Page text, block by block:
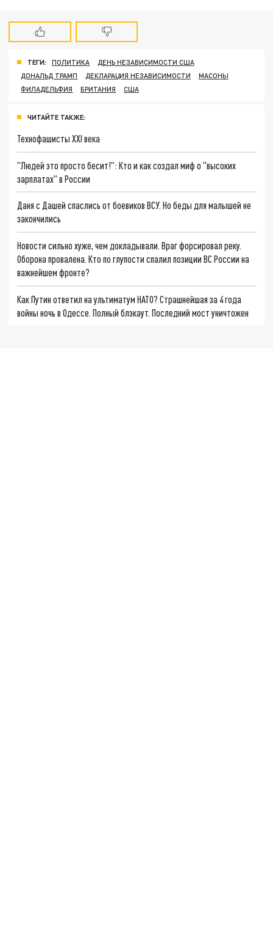
ТЕГИ: ПОЛИТИКА
ДЕНЬ НЕЗАВИСИМОСТИ США
ДОНАЛЬД ТРАМП
ДЕКЛАРАЦИЯ НЕЗАВИСИМОСТИ
МАСОНЫ
ФИЛАДЕЛЬФИЯ
БРИТАНИЯ США
ЧИТАЙТЕ ТАКЖЕ:
Технофашисты XXI века
"Людей это просто бесит!": Кто и как создал миф о "высоких
зарплатах" в России
Даня с Дашей спаслись от боевиков ВСУ. Но беды для малышей не
закончились
Новости сильно хуже, чем докладывали. Враг форсировал реку.
Оборона провалена. Кто по глупости спалил позиции ВС России на
важнейшем фронте?
Как Путин ответил на ультиматум НАТО? Страшнейшая за 4 года
войны ночь в Одессе. Полный блэкаут. Последний мост уничтожен